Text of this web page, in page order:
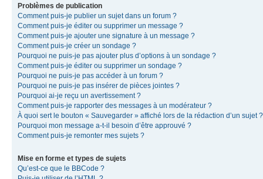
Problèmes de publication
Comment puis-je publier un sujet dans un forum ?
Comment puis-je éditer ou supprimer un message ?
Comment puis-je ajouter une signature à un message ?
Comment puis-je créer un sondage ?
Pourquoi ne puis-je pas ajouter plus d’options à un sondage ?
Comment puis-je éditer ou supprimer un sondage ?
Pourquoi ne puis-je pas accéder à un forum ?
Pourquoi ne puis-je pas insérer de pièces jointes ?
Pourquoi ai-je reçu un avertissement ?
Comment puis-je rapporter des messages à un modérateur ?
À quoi sert le bouton « Sauvegarder » affiché lors de la rédaction d’un sujet ?
Pourquoi mon message a-t-il besoin d’être approuvé ?
Comment puis-je remonter mes sujets ?
Mise en forme et types de sujets
Qu’est-ce que le BBCode ?